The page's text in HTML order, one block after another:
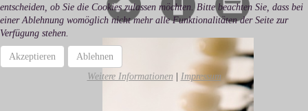
entscheiden, ob Sie die Cookies zulassen möchten. Bitte beachten Sie, dass bei
einer Ablehnung womöglich nicht mehr alle Funktionalitäten der Seite zur
Verfügung stehen.
Akzeptieren
Ablehnen
Weitere Informationen| Impressum